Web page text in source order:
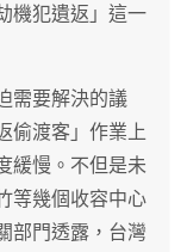
機犯遺返」這一
需要解決的議
偷渡客」作業上
緩慢。不但是未
等幾個收容中心
部門透露，台灣